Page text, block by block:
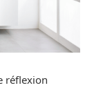
réflexion